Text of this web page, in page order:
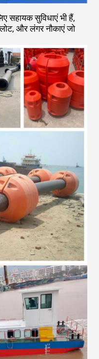
सहायक सुविधाएं भी हैं,
और लंगर नौकाएं जो